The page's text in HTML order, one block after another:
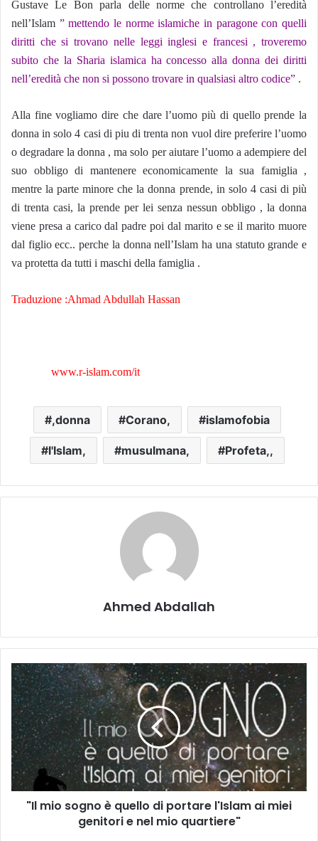
Gustave Le Bon parla delle norme che controllano l’eredità
nell’Islam ” mettendo le norme islamiche in paragone con quelli
diritti che si trovano nelle leggi inglesi e francesi , troveremo
subito che la Sharia islamica ha concesso alla donna dei diritti
nell’eredità che non si possono trovare in qualsiasi altro codice” .
Alla fine vogliamo dire che dare l’uomo più di quello prende la
donna in solo 4 casi di piu di trenta non vuol dire preferire l’uomo
o degradare la donna , ma solo per aiutare l’uomo a adempiere del
suo obbligo di mantenere economicamente la sua famiglia ,
mentre la parte minore che la donna prende, in solo 4 casi di più
di trenta casi, la prende per lei senza nessun obbligo , la donna
viene presa a carico dal padre poi dal marito e se il marito muore
dal figlio ecc.. perche la donna nell’Islam ha una statuto grande e
va protetta da tutti i maschi della famiglia .
Traduzione :Ahmad Abdullah Hassan
www.r-islam.com/it
,donna Corano, islamofobia
l'Islam, musulmana, Profeta,,
Ahmed Abdallah
"Il mio sogno è quello di portare l'Islam ai miei
genitori e nel mio quartiere"